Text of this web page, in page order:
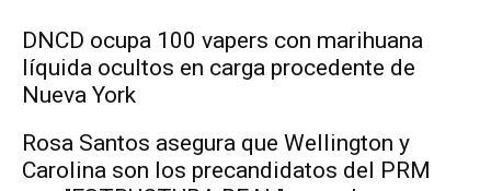
DNCD ocupa 100 vapers con marihuana
líquida ocultos en carga procedente de
Nueva York
Rosa Santos asegura que Wellington y
Carolina son los precandidatos del PRM